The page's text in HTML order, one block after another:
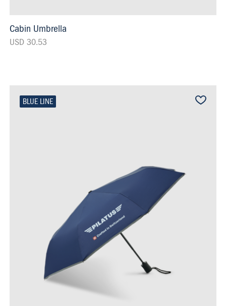
Cabin Umbrella
USD 30.53
BLUE LINE